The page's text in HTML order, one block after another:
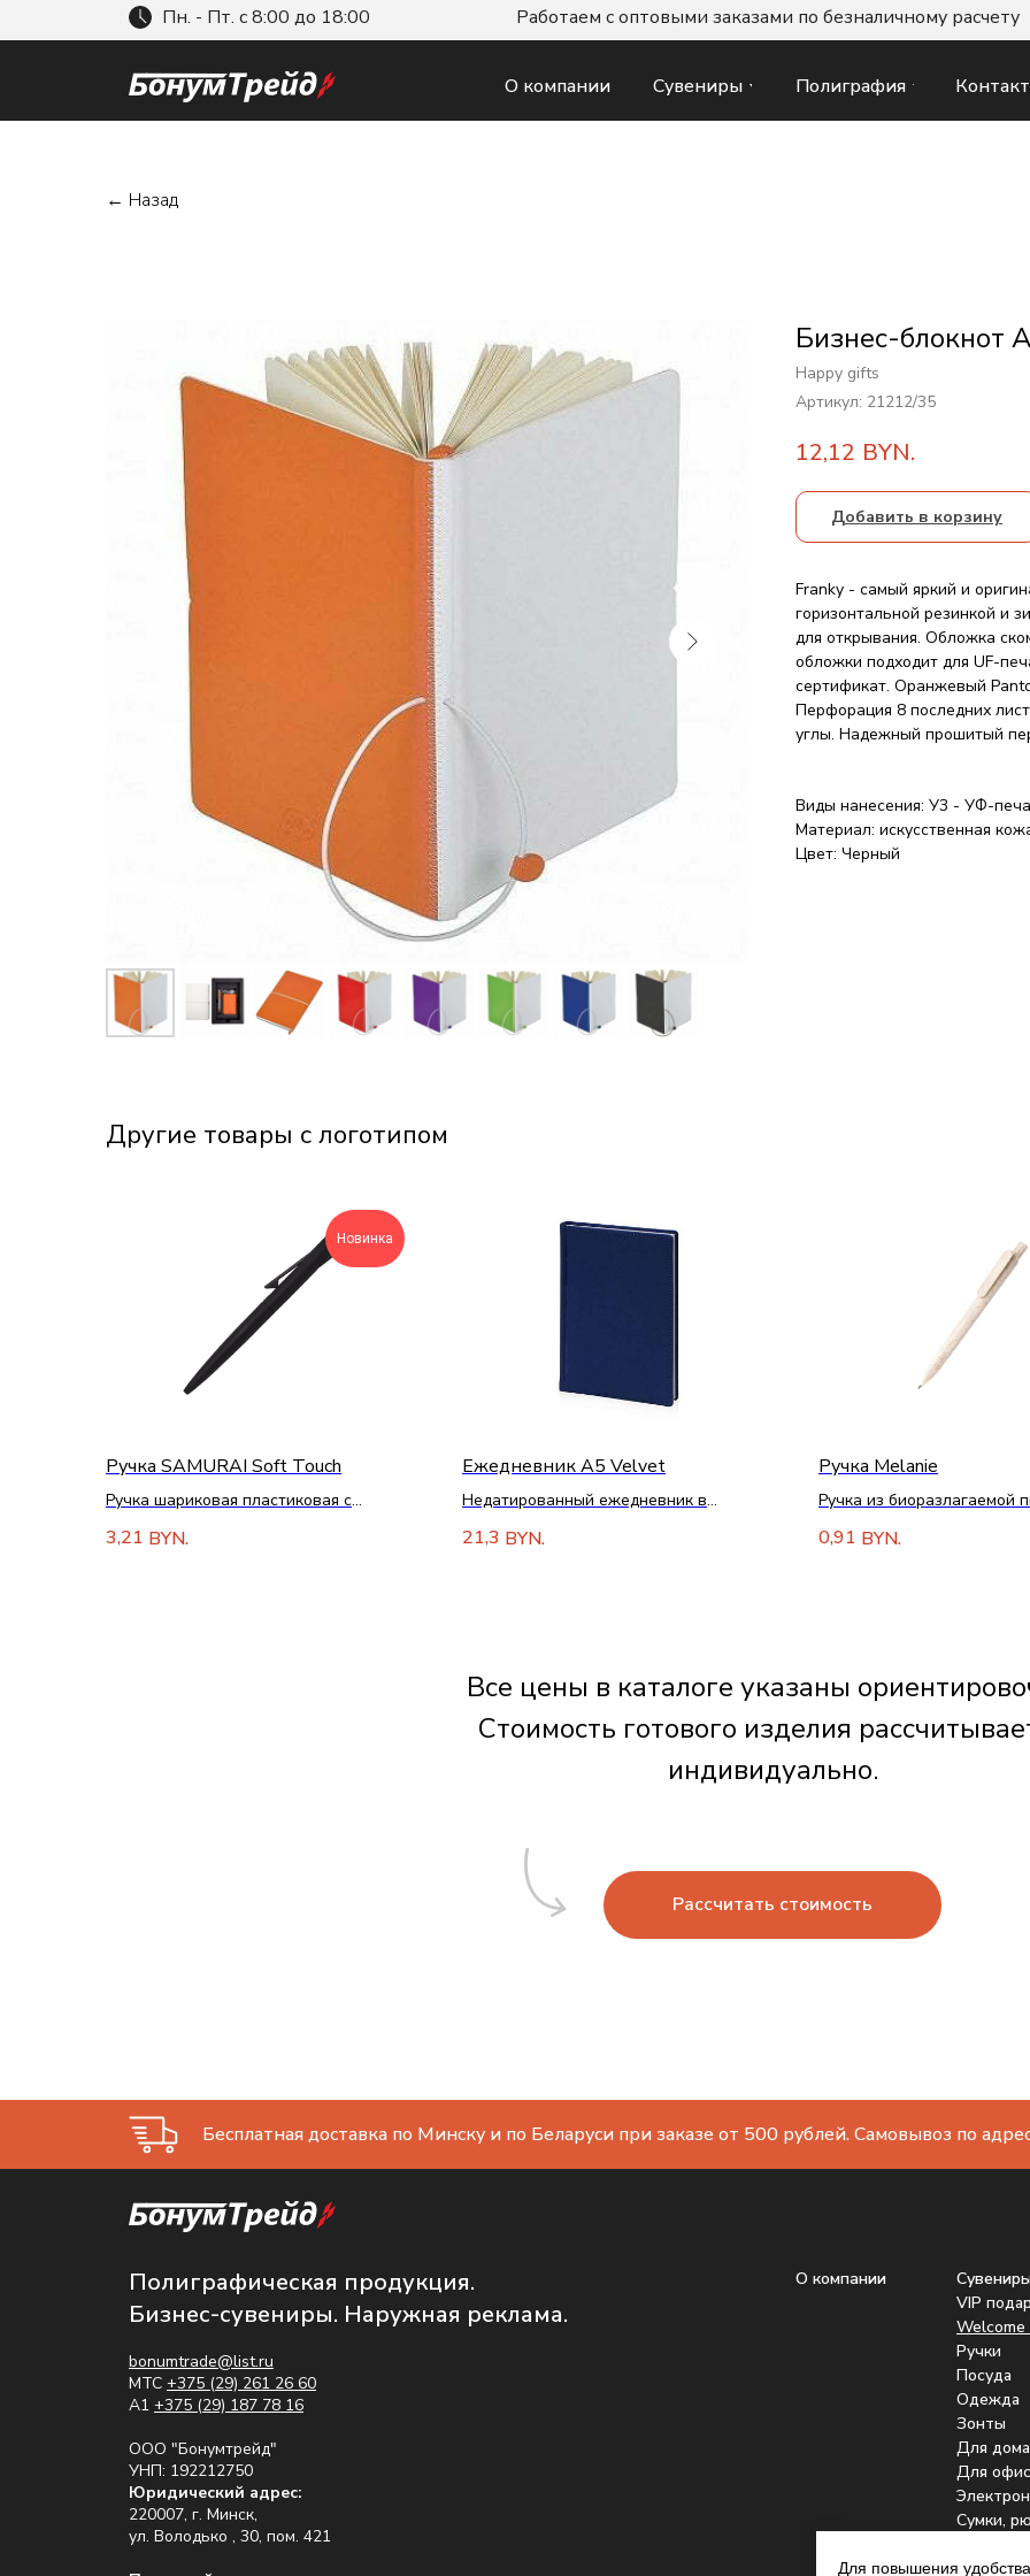
О компании Сувениры Полиграфия
Пн. - Пт. с 8:00 до 18:00 Работаем с оптовыми заказами по безналичному расчету
← Назад
Бизнес-блокнот
Happy gifts
Артикул: 21212/35
12,12 BYN.
Добавить в корзину
Franky - самый яркий и
горизонтальной резинкой и
для открывания. Обложка
обложки подходит для UF-
сертификат. Оранжевый
Перфорация 8 последних
углы. Надежный прошитый
Виды нанесения: У3 - УФ-
Материал: искусственная
Цвет: Черный
Другие товары с логотипом
Новинка
Ручка SAMURAI Soft Touch
Ручка шариковая пластиковая с
3,21 BYN.
Ежедневник А5 Velvet
Недатированный ежедневник в
21,3 BYN.
Ручка Melanie
Ручка из биоразлагаемой
0,91 BYN.
Все цены в каталоге указаны
Стоимость готового изделия
индивидуально.
Рассчитать стоимость
Бесплатная доставка по Минску и по Беларуси при заказе от 500 рублей. Самовывоз по
VIP
Welcome
Ручки
Посуда
Одежда
Зонты
Для дома
Для
Сумки,
О компании
bonumtrade@list.ru
МТС +375 (29) 261 26 60
A1 +375 (29) 187 78 16
ООО "Бонумтрейд"
УНП: 192212750
Юридический адрес:
220007, г. Минск,
ул. Володько , 30, пом. 421
Полиграфическая продукция.
Бизнес-сувениры. Наружная реклама.
Для повышения